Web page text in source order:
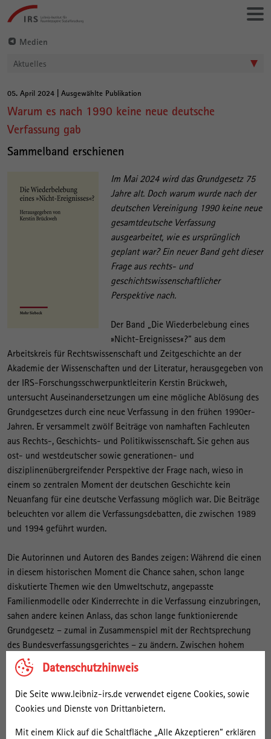
Datenschutzhinweis
Die Seite www.leibniz-irs.de verwendet eigene Cookies, sowie
Cookies und Dienste von Drittanbietern.
Mit einem Klick auf die Schaltfläche „Alle Akzeptieren“ erklären
Gehe
direkt
zu:
Leibniz-
Institut
für
Sozialforschung
Medien
Aktuelles
Hauptinhalt
05. April 2024 | Ausgewählte Publikation
Warum es nach 1990 keine neue deutsche
Verfassung gab
Sammelband erschienen
Im Mai 2024 wird das Grundgesetz 75
Jahre alt. Doch warum wurde nach der
deutschen Vereinigung 1990 keine neue
gesamtdeutsche Verfassung
ausgearbeitet, wie es ursprünglich
geplant war? Ein neuer Band geht dieser
Frage aus rechts- und
geschichtswissenschaftlicher
Perspektive nach.
Der Band „Die Wiederbelebung eines
»Nicht-Ereignisses«?“ aus dem
Arbeitskreis für Rechtswissenschaft und Zeitgeschichte an der
Akademie der Wissenschaften und der Literatur, herausgegeben von
der IRS-Forschungsschwerpunktleiterin Kerstin Brückweh,
untersucht Auseinandersetzungen um eine mögliche Ablösung des
Grundgesetzes durch eine neue Verfassung in den frühen 1990er-
Jahren. Er versammelt zwölf Beiträge von namhaften Fachleuten
aus Rechts-, Geschichts- und Politikwissenschaft. Sie gehen aus
ost- und westdeutscher sowie generationen- und
disziplinenübergreifender Perspektive der Frage nach, wieso in
einem so zentralen Moment der deutschen Geschichte kein
Neuanfang für eine deutsche Verfassung möglich war. Die Beiträge
beleuchten vor allem die Verfassungsdebatten, die zwischen 1989
und 1994 geführt wurden.
Die Autorinnen und Autoren des Bandes zeigen: Während die einen
in diesem historischen Moment die Chance sahen, schon lange
diskutierte Themen wie den Umweltschutz, angepasste
Familienmodelle oder Kinderrechte in die Verfassung einzubringen,
sahen andere keinen Anlass, das schon lange funktionierende
Grundgesetz – zumal in Zusammenspiel mit der Rechtsprechung
des Bundesverfassungsgerichtes – zu ändern. Zwischen hohem
Engagement für neue Verfassungsentwürfe, utopischen Ideen und
Bürgerwünschen wurde die Frage letztlich im routinierten Betrieb
von Politik und Verwaltung unter den Tisch fallen gelassen.